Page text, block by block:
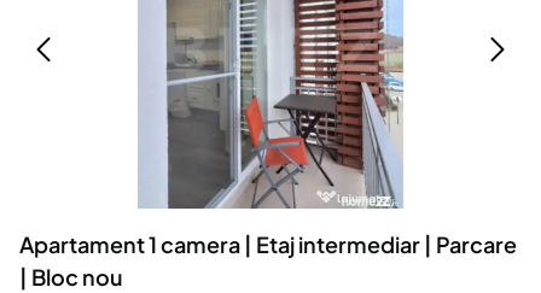
Servicii
Animale de companie
Afaceri și echipamente profesionale
Inchiriere Bunuri si Vehicule
Utilaje agricole si industriale
Piese auto si accesorii
Apartament 1 camera | Etaj intermediar | Parcare
| Bloc nou